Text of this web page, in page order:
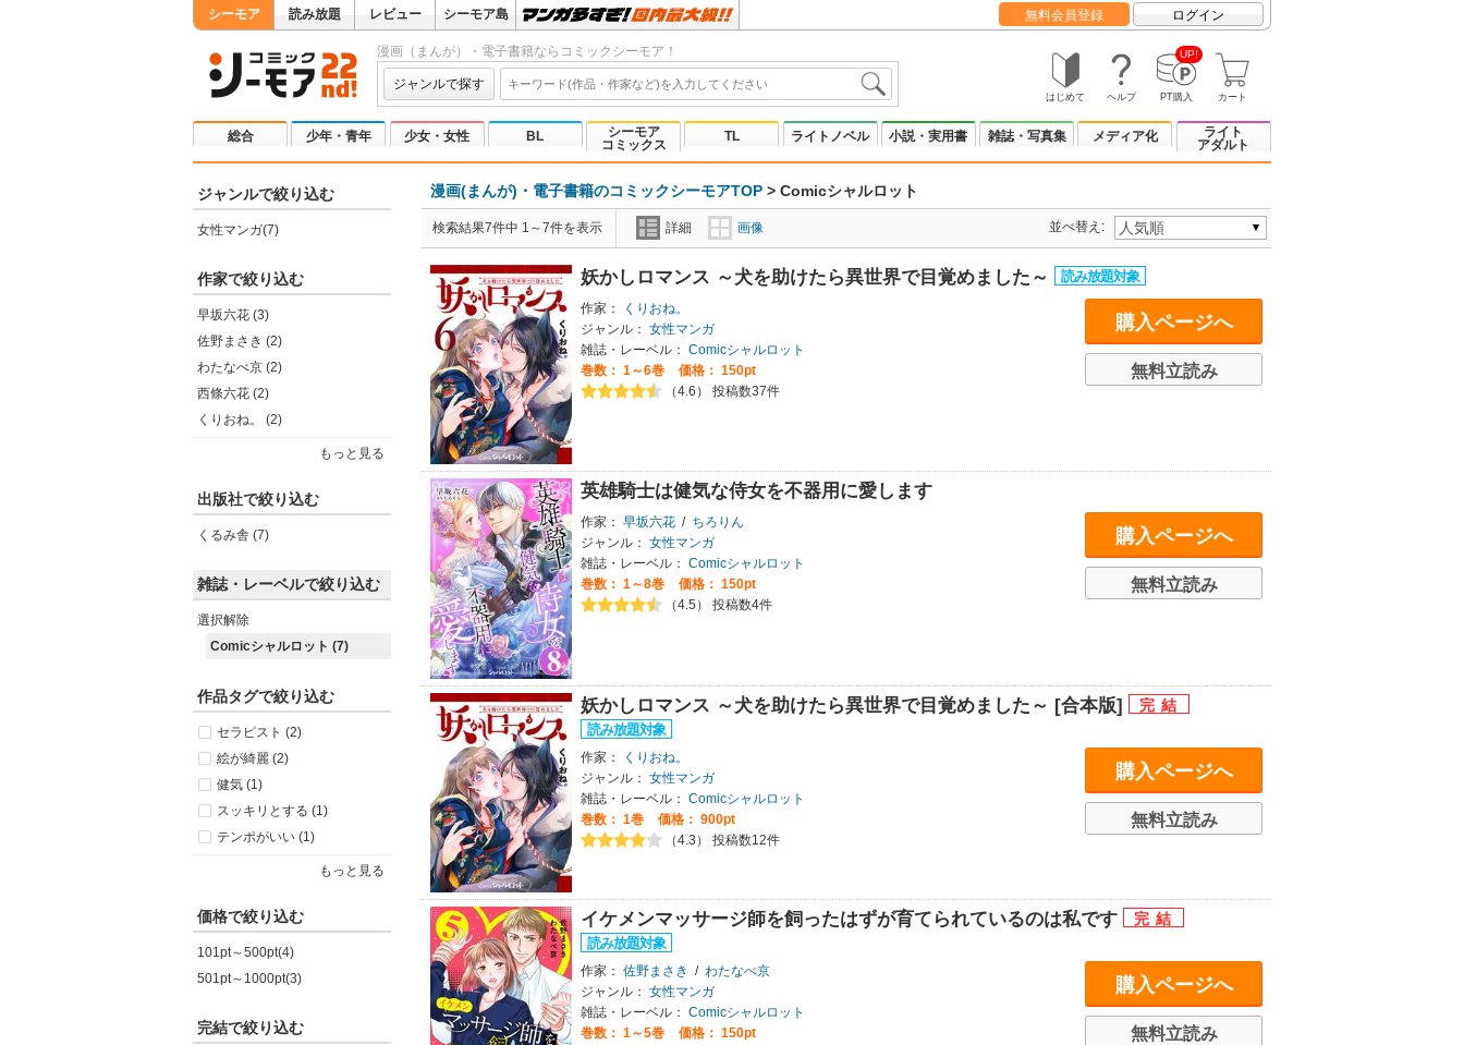
シーモア 読み放題 レビュー シーモア島 無料会員登録 ログイン
漫画（まんが）・電子書籍ならコミックシーモア！
ジャンルで探す
はじめて ヘルプ
UP!
PT購入 カート
総合 少年・青年 少女・女性 BL
シーモア
コミックス
TL ライトノベル 小説・実用書 雑誌・写真集 メディア化
ライト
アダルト
ジャンルで絞り込む
女性マンガ(7)
作家で絞り込む
早坂六花 (3)
佐野まさき (2)
わたなべ京 (2)
西條六花 (2)
くりおね。 (2)
もっと見る
出版社で絞り込む
くるみ舎 (7)
雑誌・レーベルで絞り込む
選択解除
Comicシャルロット (7)
作品タグで絞り込む
セラピスト (2)
絵が綺麗 (2)
健気 (1)
スッキリとする (1)
テンポがいい (1)
もっと見る
価格で絞り込む
101pt～500pt(4)
501pt～1000pt(3)
完結で絞り込む
漫画(まんが)・電子書籍のコミックシーモアTOP > Comicシャルロット
検索結果7件中 1～7件を表示 詳細 画像 並べ替え:
妖かしロマンス ～犬を助けたら異世界で目覚めました～
作家：
くりおね。
ジャンル： 女性マンガ
雑誌・レーベル： Comicシャルロット
巻数： 1～6巻
価格： 150pt
（4.6） 投稿数37件
購入ページへ
無料立読み
英雄騎士は健気な侍女を不器用に愛します
作家： 早坂六花 / ちろりん
ジャンル： 女性マンガ
雑誌・レーベル： Comicシャルロット
巻数： 1～8巻
価格： 150pt
（4.5） 投稿数4件
購入ページへ
無料立読み
妖かしロマンス ～犬を助けたら異世界で目覚めました～ [合本版]
作家：
くりおね。
ジャンル： 女性マンガ
雑誌・レーベル： Comicシャルロット
巻数： 1巻
価格： 900pt
（4.3） 投稿数12件
購入ページへ
無料立読み
イケメンマッサージ師を飼ったはずが育てられているのは私です
作家： 佐野まさき / わたなべ京
ジャンル： 女性マンガ
雑誌・レーベル： Comicシャルロット
巻数： 1～5巻
価格： 150pt
購入ページへ
無料立読み